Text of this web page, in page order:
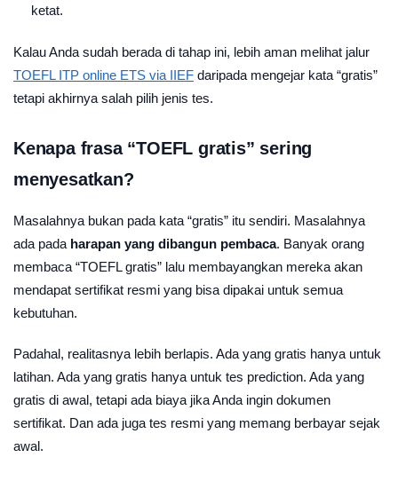
ketat.
Kalau Anda sudah berada di tahap ini, lebih aman melihat jalur
TOEFL ITP online ETS via IIEF daripada mengejar kata “gratis”
tetapi akhirnya salah pilih jenis tes.
Kenapa frasa “TOEFL gratis” sering
menyesatkan?
Masalahnya bukan pada kata “gratis” itu sendiri. Masalahnya
ada pada harapan yang dibangun pembaca. Banyak orang
membaca “TOEFL gratis” lalu membayangkan mereka akan
mendapat sertifikat resmi yang bisa dipakai untuk semua
kebutuhan.
Padahal, realitasnya lebih berlapis. Ada yang gratis hanya untuk
latihan. Ada yang gratis hanya untuk tes prediction. Ada yang
gratis di awal, tetapi ada biaya jika Anda ingin dokumen
sertifikat. Dan ada juga tes resmi yang memang berbayar sejak
awal.